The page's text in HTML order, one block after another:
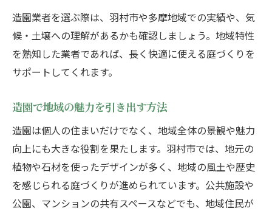
造園業者を選ぶ際は、羽村市や多摩地域での実績や、気
候・土壌への理解があるかも確認しましょう。地域特性
を熟知した業者であれば、長く快適に使える庭づくりを
サポートしてくれます。
造園で地域の魅力を引き出す方法
造園は個人の住まいだけでなく、地域全体の景観や魅力
向上にも大きな役割を果たします。羽村市では、地元の
植物や石材を使ったデザインが多く、地域の風土や歴史
を感じられる庭づくりが進められています。公共施設や
公園、マンションの共有スペースなどでも、地域住民が